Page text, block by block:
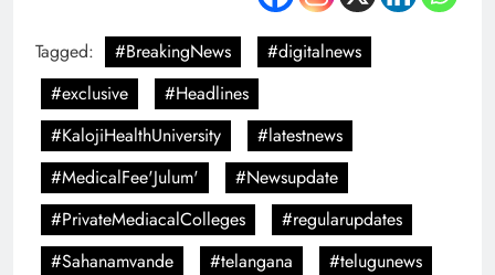
Tagged: #BreakingNews
#digitalnews
#exclusive
#Headlines
#KalojiHealthUniversity
#latestnews
#MedicalFee'Julum'
#Newsupdate
#PrivateMediacalColleges
#regularupdates
#Sahanamvande
#telangana #telugunews